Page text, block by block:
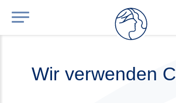
Wir verwenden